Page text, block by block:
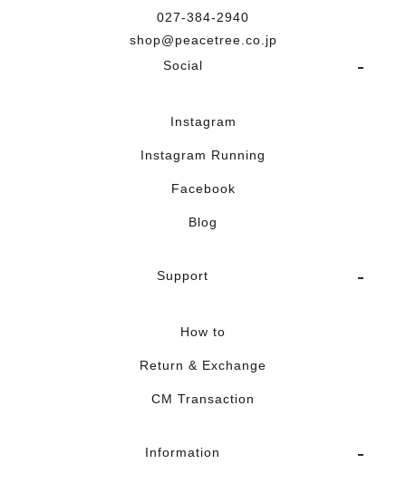
027-384-2940
shop@peacetree.co.jp
Social
Instagram
Instagram Running
Facebook
Blog
Support
How to
Return & Exchange
CM Transaction
Information